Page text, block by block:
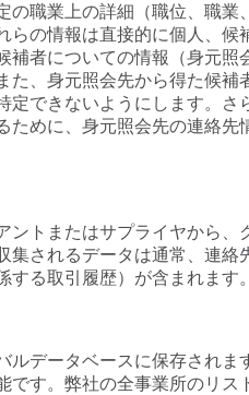
職業上の詳細（職位、職業
の情報は直接的に個人、候
者についての情報（身元照
た、身元照会先から得た候補
できないようにします。さ
めに、身元照会先の連絡先
トまたはサプライヤから、
されるデータは通常、連絡
る取引履歴）が含まれます。
データベースに保存されま
す。弊社の全事業所のリス